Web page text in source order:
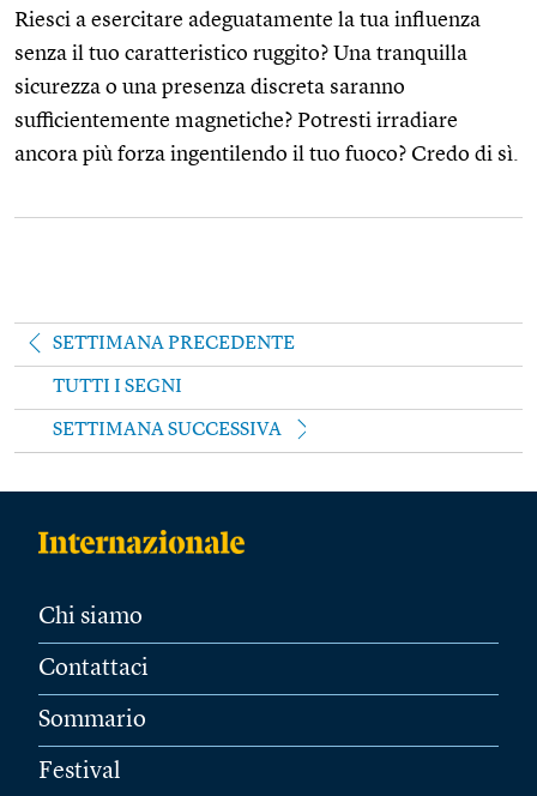
Riesci a esercitare adeguatamente la tua influenza
senza il tuo caratteristico ruggito? Una tranquilla
sicurezza o una presenza discreta saranno
sufficientemente magnetiche? Potresti irradiare
ancora più forza ingentilendo il tuo fuoco? Credo di sì.
SETTIMANA PRECEDENTE
TUTTI I SEGNI
SETTIMANA SUCCESSIVA
Chi siamo
Contattaci
Sommario
Festival